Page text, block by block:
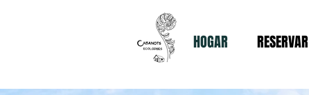
HOGAR RESERVAR